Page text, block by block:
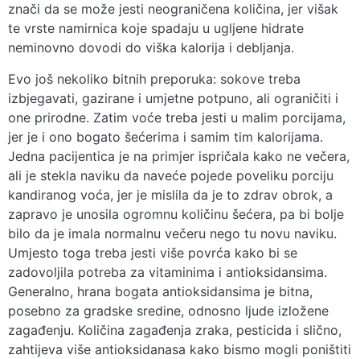
znači da se može jesti neograničena količina, jer višak
te vrste namirnica koje spadaju u ugljene hidrate
neminovno dovodi do viška kalorija i debljanja.
Evo još nekoliko bitnih preporuka: sokove treba
izbjegavati, gazirane i umjetne potpuno, ali ograničiti i
one prirodne. Zatim voće treba jesti u malim porcijama,
jer je i ono bogato šećerima i samim tim kalorijama.
Jedna pacijentica je na primjer ispričala kako ne večera,
ali je stekla naviku da naveće pojede poveliku porciju
kandiranog voća, jer je mislila da je to zdrav obrok, a
zapravo je unosila ogromnu količinu šećera, pa bi bolje
bilo da je imala normalnu večeru nego tu novu naviku.
Umjesto toga treba jesti više povrća kako bi se
zadovoljila potreba za vitaminima i antioksidansima.
Generalno, hrana bogata antioksidansima je bitna,
posebno za gradske sredine, odnosno ljude izložene
zagađenju. Količina zagađenja zraka, pesticida i slično,
zahtijeva više antioksidanasa kako bismo mogli poništiti